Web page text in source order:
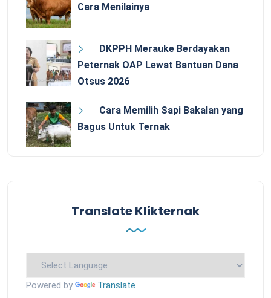
Cara Menilainya
DKPPH Merauke Berdayakan
Peternak OAP Lewat Bantuan Dana
Otsus 2026
Cara Memilih Sapi Bakalan yang
Bagus Untuk Ternak
Translate Klikternak
Powered by Translate